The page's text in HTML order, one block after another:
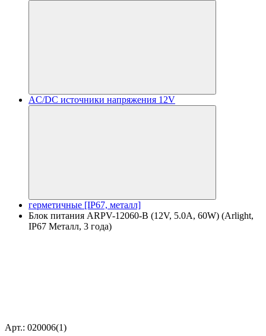
AC/DC источники напряжения 12V
герметичные [IP67, металл]
Блок питания ARPV-12060-B (12V, 5.0A, 60W) (Arlight,
IP67 Металл, 3 года)
Арт.: 020006(1)